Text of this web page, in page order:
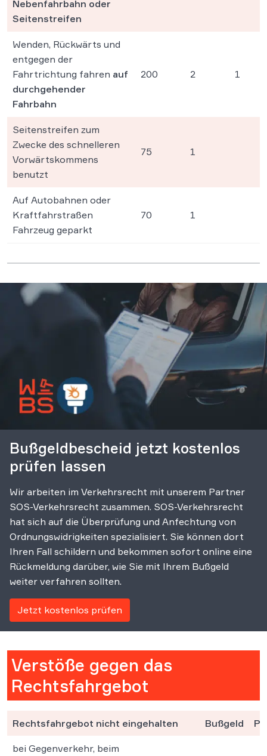
Nebenfahrbahn oder
Seitenstreifen
Wenden, Rückwärts und
entgegen der
Fahrtrichtung fahren auf
durchgehender
Fahrbahn
200 2 1
Seitenstreifen zum
Zwecke des schnelleren
Vorwärtskommens
benutzt
75 1
Auf Autobahnen oder
Kraftfahrstraßen
Fahrzeug geparkt
70 1
Bußgeldbescheid jetzt kostenlos
prüfen lassen
Wir arbeiten im Verkehrsrecht mit unserem Partner
SOS-Verkehrsrecht zusammen. SOS-Verkehrsrecht
hat sich auf die Überprüfung und Anfechtung von
Ordnungswidrigkeiten spezialisiert. Sie können dort
Ihren Fall schildern und bekommen sofort online eine
Rückmeldung darüber, wie Sie mit Ihrem Bußgeld
weiter verfahren sollten.
Jetzt kostenlos prüfen
Verstöße gegen das
Rechtsfahrgebot
Rechtsfahrgebot nicht eingehalten Bußgeld
bei Gegenverkehr, beim